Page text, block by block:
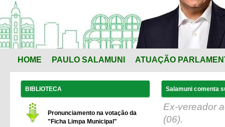
HOME PAULO SALAMUNI ATUAÇÃO
BIBLIOTECA
Pronunciamento na votação da
"Ficha Limpa Municipal"
Salamuni comenta
Ex-vereador
(06).